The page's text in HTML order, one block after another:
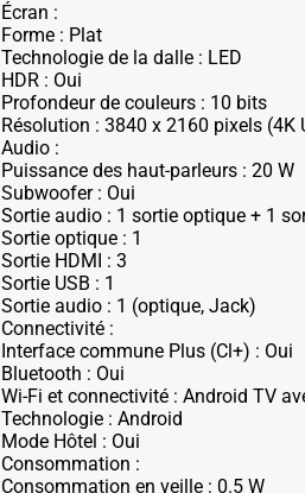
Écran :
Forme : Plat
Technologie de la dalle : LED
HDR : Oui
Profondeur de couleurs : 10 bits
Résolution : 3840 x 2160 pixels (4K
Audio :
Puissance des haut-parleurs : 20 W
Subwoofer : Oui
Sortie audio : 1 sortie optique + 1
Sortie optique : 1
Sortie HDMI : 3
Sortie USB : 1
Sortie audio : 1 (optique, Jack)
Connectivité :
Interface commune Plus (Cl+) : Oui
Bluetooth : Oui
Wi-Fi et connectivité : Android TV
Technologie : Android
Mode Hôtel : Oui
Consommation :
Consommation en veille : 0.5 W